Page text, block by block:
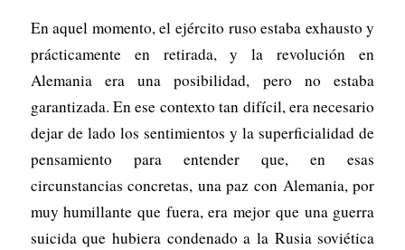
En aquel momento, el ejército ruso estaba exhausto y
prácticamente en retirada, y la revolución en
Alemania era una posibilidad, pero no estaba
garantizada. En ese contexto tan difícil, era necesario
dejar de lado los sentimientos y la superficialidad de
pensamiento para entender que, en esas
circunstancias concretas, una paz con Alemania, por
muy humillante que fuera, era mejor que una guerra
suicida que hubiera condenado a la Rusia soviética